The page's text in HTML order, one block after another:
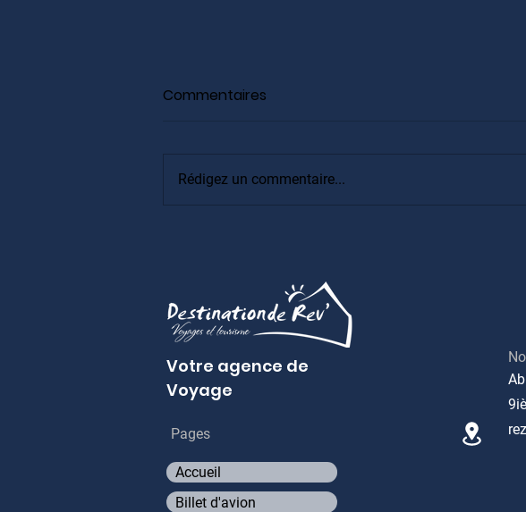
Assurance Voyage
Commentaires
Rédigez un commentaire...
Votre agence de
Voyage
Pages
Accueil
Billet d'avion